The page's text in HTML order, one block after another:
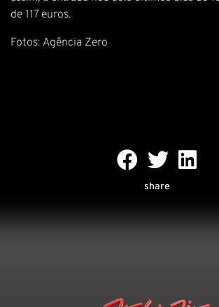
de 117 euros.
Fotos: Agência Zero
share